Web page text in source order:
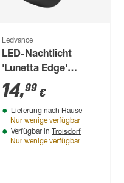
Ledvance
LED-Nachtlicht
'Lunetta Edge'
schwarz USB A/C 58
x 60 x 70 mm
14,99 €
Lieferung nach Hause
Nur wenige verfügbar
Verfügbar in Troisdorf
Nur wenige verfügbar